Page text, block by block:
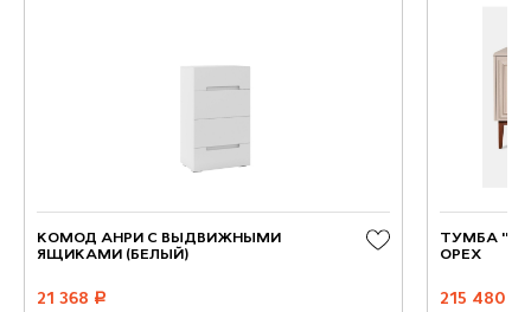
КОМОД АНРИ С ВЫДВИЖНЫМИ
ЯЩИКАМИ (БЕЛЫЙ)
21 368 руб.
ТУМБА
ОРЕХ
215 480